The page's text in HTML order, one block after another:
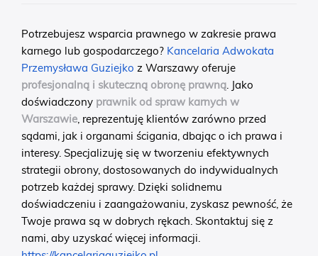
Potrzebujesz wsparcia prawnego w zakresie prawa
karnego lub gospodarczego? Kancelaria Adwokata
Przemysława Guziejko z Warszawy oferuje
profesjonalną i skuteczną obronę prawną. Jako
doświadczony prawnik od spraw karnych w
Warszawie, reprezentuję klientów zarówno przed
sądami, jak i organami ścigania, dbając o ich prawa i
interesy. Specjalizuję się w tworzeniu efektywnych
strategii obrony, dostosowanych do indywidualnych
potrzeb każdej sprawy. Dzięki solidnemu
doświadczeniu i zaangażowaniu, zyskasz pewność, że
Twoje prawa są w dobrych rękach. Skontaktuj się z
nami, aby uzyskać więcej informacji.